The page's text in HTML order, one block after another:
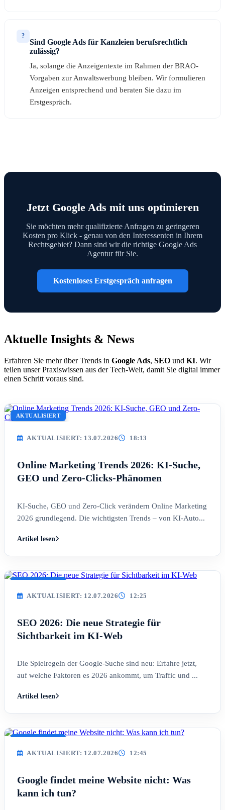
?
Sind Google Ads für Kanzleien berufsrechtlich
zulässig?
Ja, solange die Anzeigentexte im Rahmen der BRAO-
Vorgaben zur Anwaltswerbung bleiben. Wir formulieren
Anzeigen entsprechend und beraten Sie dazu im
Erstgespräch.
Jetzt Google Ads mit uns optimieren
Sie möchten mehr qualifizierte Anfragen zu geringeren
Kosten pro Klick - genau von den Interessenten in Ihrem
Rechtsgebiet? Dann sind wir die richtige Google Ads
Agentur für Sie.
Kostenloses Erstgespräch anfragen
Aktuelle Insights & News
Erfahren Sie mehr über Trends in Google Ads, SEO und KI. Wir
teilen unser Praxiswissen aus der Tech-Welt, damit Sie digital immer
einen Schritt voraus sind.
AKTUALISIERT
AKTUALISIERT: 13.07.2026 18:13
Online Marketing Trends 2026: KI-Suche,
GEO und Zero-Clicks-Phänomen
KI-Suche, GEO und Zero-Click verändern Online Marketing
2026 grundlegend. Die wichtigsten Trends – von KI-Auto...
Artikel lesen
AKTUALISIERT: 12.07.2026 12:25
SEO 2026: Die neue Strategie für
Sichtbarkeit im KI-Web
Die Spielregeln der Google-Suche sind neu: Erfahre jetzt,
auf welche Faktoren es 2026 ankommt, um Traffic und ...
Artikel lesen
AKTUALISIERT: 12.07.2026 12:45
Google findet meine Website nicht: Was
kann ich tun?